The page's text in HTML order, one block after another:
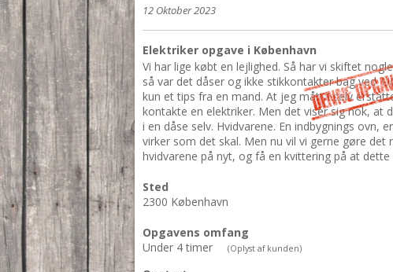
12 Oktober 2023
Elektriker opgave i København
Vi har lige købt en lejlighed. Så har vi skiftet
så var det dåser og ikke stikkontakter bag ved.
kun et tips fra en mand. At jeg måtte selv
kontakte en elektriker. Men det viser sig nok,
i en dåse selv. Hvidvarene. En indbygnings ovn,
virker som det skal. Men nu vil vi gerne gøre
hvidvarene på nyt, og få en kvittering på at
Sted
2300 København
Opgavens omfang
Under 4 timer
(Oplyst af kunden)